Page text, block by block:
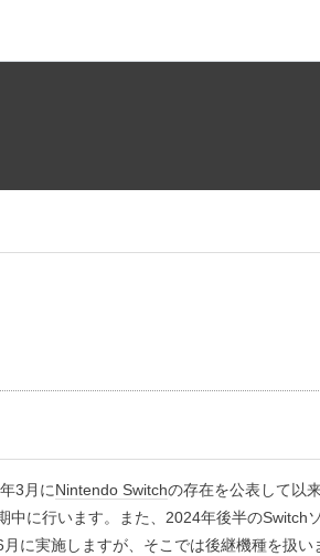
3月にNintendo Switchの存在を公表して以
中に行います。また、2024年後半のSwitch
月に実施しますが、そこでは後継機種を扱